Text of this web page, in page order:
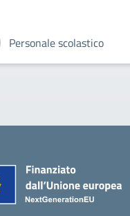
Personale scolastico